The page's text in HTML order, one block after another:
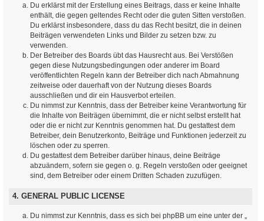
Du erklärst mit der Erstellung eines Beitrags, dass er keine Inhalte
enthält, die gegen geltendes Recht oder die guten Sitten verstoßen.
Du erklärst insbesondere, dass du das Recht besitzt, die in deinen
Beiträgen verwendeten Links und Bilder zu setzen bzw. zu
verwenden.
Der Betreiber des Boards übt das Hausrecht aus. Bei Verstößen
gegen diese Nutzungsbedingungen oder anderer im Board
veröffentlichten Regeln kann der Betreiber dich nach Abmahnung
zeitweise oder dauerhaft von der Nutzung dieses Boards
ausschließen und dir ein Hausverbot erteilen.
Du nimmst zur Kenntnis, dass der Betreiber keine Verantwortung für
die Inhalte von Beiträgen übernimmt, die er nicht selbst erstellt hat
oder die er nicht zur Kenntnis genommen hat. Du gestattest dem
Betreiber, dein Benutzerkonto, Beiträge und Funktionen jederzeit zu
löschen oder zu sperren.
Du gestattest dem Betreiber darüber hinaus, deine Beiträge
abzuändern, sofern sie gegen o. g. Regeln verstoßen oder geeignet
sind, dem Betreiber oder einem Dritten Schaden zuzufügen.
4. GENERAL PUBLIC LICENSE
Du nimmst zur Kenntnis, dass es sich bei phpBB um eine unter der „